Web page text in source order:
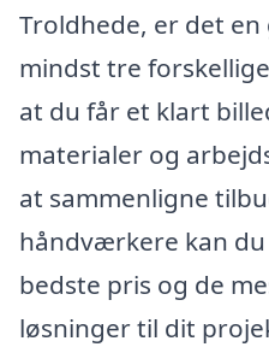
Troldhede, er det
mindst tre
at du får et klart
materialer og
at sammenligne
håndværkere kan
bedste pris og de
løsninger til dit